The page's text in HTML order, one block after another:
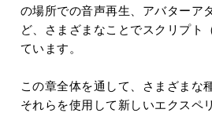
の場所での音声再生、アバターア
ど、さまざまなことでスクリプト
ています。
この章全体を通して、さまざまな
それらを使用して新しいエクスペ